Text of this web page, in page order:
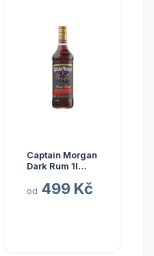
Captain Morgan
Dark Rum 1l
od 499 Kč